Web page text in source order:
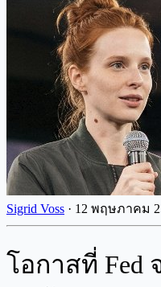
Sigrid Voss · 12 พฤษภาคม
โอกาสที่ Fed